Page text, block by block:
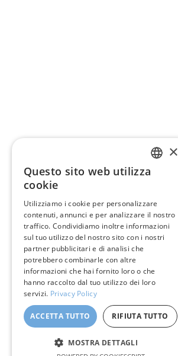
GERMAN
FRENCH
×
Questo sito web utilizza
cookie
Utilizziamo i cookie per personalizzare
contenuti, annunci e per analizzare il nostro
traffico. Condividiamo inoltre informazioni
sul tuo utilizzo del nostro sito con i nostri
partner pubblicitari e di analisi che
potrebbero combinarle con altre
informazioni che hai fornito loro o che
hanno raccolto dal tuo utilizzo dei loro
servizi. Privacy Policy
ACCETTA TUTTO RIFIUTA TUTTO
MOSTRA DETTAGLI